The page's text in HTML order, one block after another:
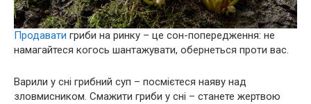
Продавати гриби на ринку – це сон-попередження: не
намагайтеся когось шантажувати, обернеться проти вас.
Варили у сні грибний суп – посмієтеся наяву над
зловмисником. Смажити гриби у сні – станете жертвою